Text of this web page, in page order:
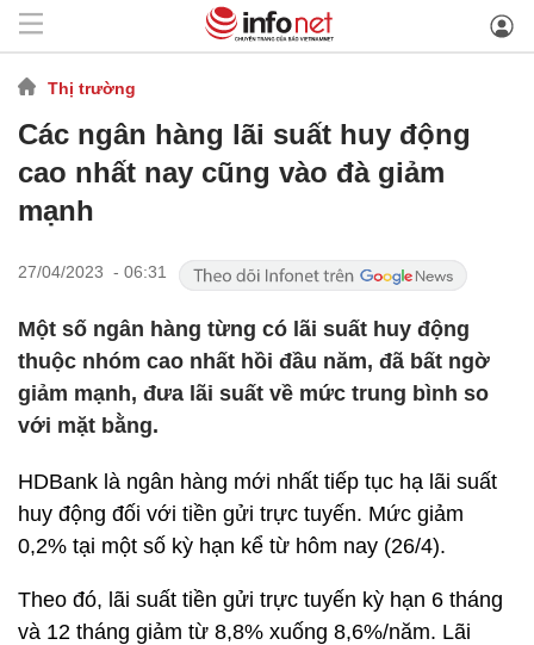
Thị trường
Các ngân hàng lãi suất huy động
cao nhất nay cũng vào đà giảm
mạnh
27/04/2023 - 06:31
Một số ngân hàng từng có lãi suất huy động
thuộc nhóm cao nhất hồi đầu năm, đã bất ngờ
giảm mạnh, đưa lãi suất về mức trung bình so
với mặt bằng.
HDBank là ngân hàng mới nhất tiếp tục hạ lãi suất
huy động đối với tiền gửi trực tuyến. Mức giảm
0,2% tại một số kỳ hạn kể từ hôm nay (26/4).
Theo đó, lãi suất tiền gửi trực tuyến kỳ hạn 6 tháng
và 12 tháng giảm từ 8,8% xuống 8,6%/năm. Lãi